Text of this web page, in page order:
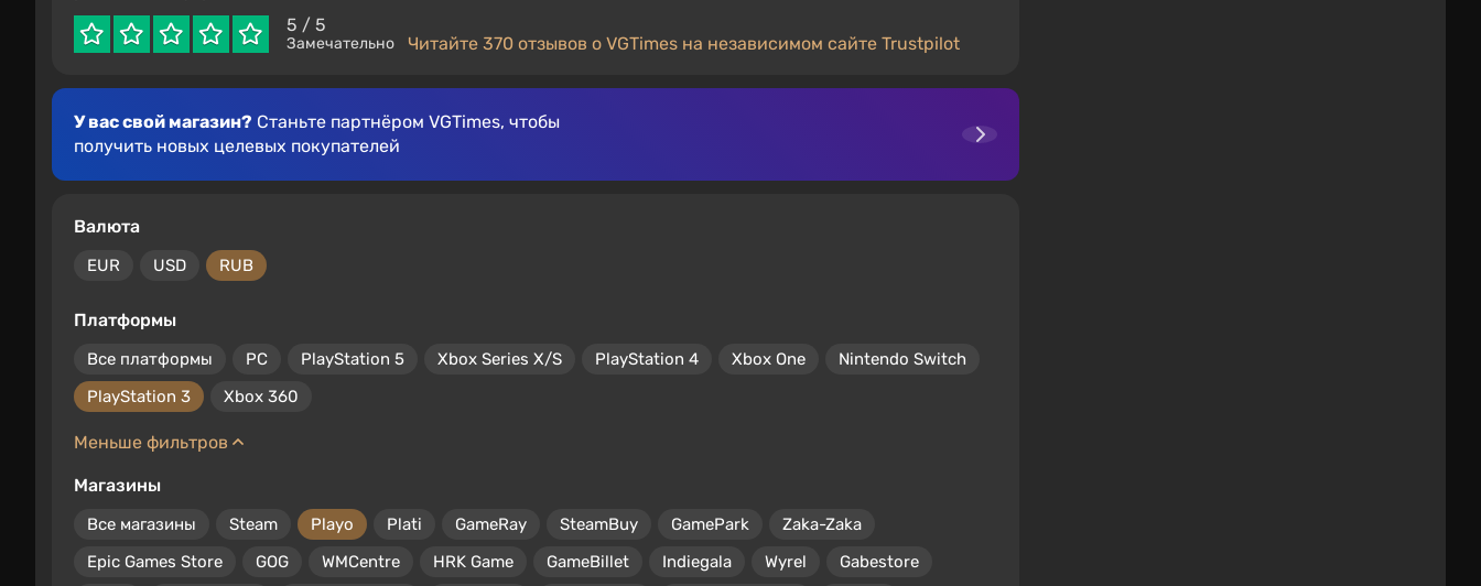
5 / 5
Замечательно Читайте 370 отзывов о VGTimes на независимом сайте Trustpilot
У вас свой магазин? Станьте партнёром VGTimes, чтобы
получить новых целевых покупателей
Валюта
EUR USD RUB
Платформы
Все платформы PC PlayStation 5 Xbox Series X/S PlayStation 4 Xbox One
Nintendo Switch
PlayStation 3
Xbox 360
Меньше фильтров
Магазины
Все магазины Steam Playo Plati GameRay SteamBuy GamePark
Zaka-Zaka
Epic Games Store
GOG WMCentre HRK Game GameBillet Indiegala Wyrel
Gabestore